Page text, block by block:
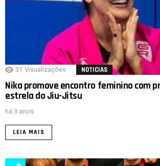
31 Visualizações NOTICIAS
Nika promove encontro feminino com
estrela do Jiu-Jitsu
há 3 anos
LEIA MAIS